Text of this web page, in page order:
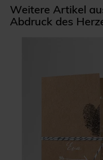
Weitere Artikel
Abdruck des